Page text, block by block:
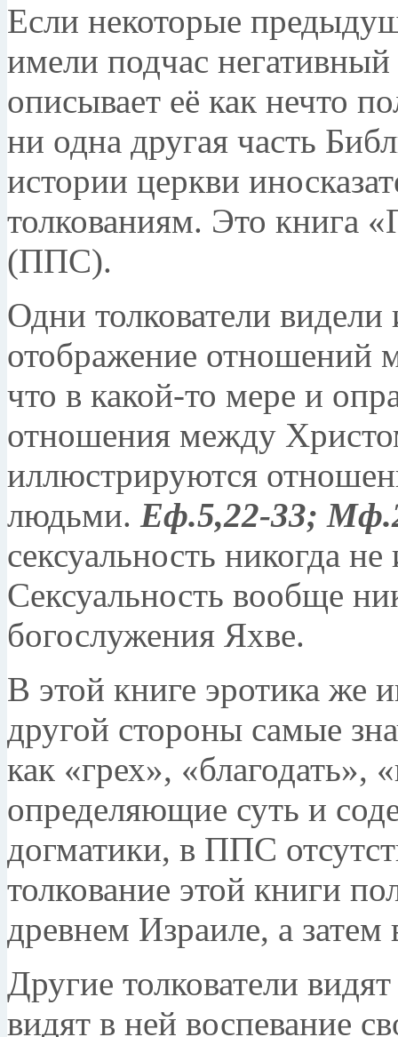
Если некоторые
имели подчас
описывает её как нечто
ни одна другая часть
истории церкви
толкованиям. Это книга
(ППС).
Одни толкователи видели
отображение отношений
что в какой-то мере и
отношения между
иллюстрируются
людьми. Еф.5,22-33;
сексуальность никогда
Сексуальность вообще
богослужения Яхве.
В этой книге эротика же
другой стороны самые
как «грех», «благодать»,
определяющие суть и
догматики, в ППС
толкование этой книги
древнем Израиле, а затем
Другие толкователи
видят в ней воспевание